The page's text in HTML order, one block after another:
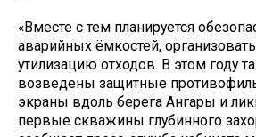
«Вместе с тем планируется
аварийных ёмкостей,
утилизацию отходов. В этом году
возведены защитные
экраны вдоль берега Ангары и
первые скважины глубинного